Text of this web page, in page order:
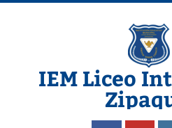
Saltar
IEM Liceo
Pagina del Liceo Integrado